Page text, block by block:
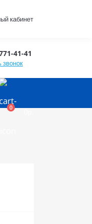
кабинет
41-41
звонок
0